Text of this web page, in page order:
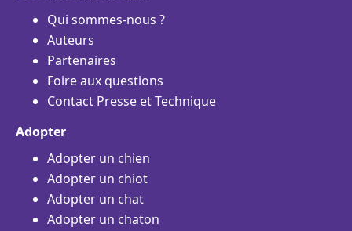
Qui sommes-nous ?
Auteurs
Partenaires
Foire aux questions
Contact Presse et Technique
Adopter
Adopter un chien
Adopter un chiot
Adopter un chat
Adopter un chaton